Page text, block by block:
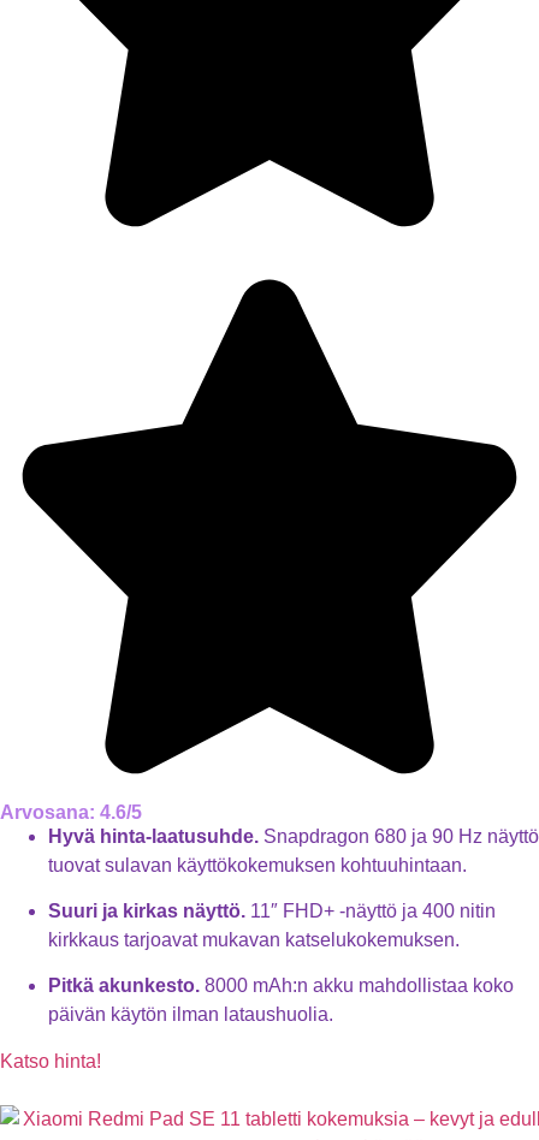
Arvosana: 4.6/5
Hyvä hinta-laatusuhde. Snapdragon 680 ja 90 Hz näyttö
tuovat sulavan käyttökokemuksen kohtuuhintaan.
Suuri ja kirkas näyttö. 11″ FHD+ -näyttö ja 400 nitin
kirkkaus tarjoavat mukavan katselukokemuksen.
Pitkä akunkesto. 8000 mAh:n akku mahdollistaa koko
päivän käytön ilman lataushuolia.
Katso hinta!